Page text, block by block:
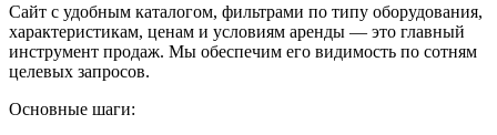
Сайт с удобным каталогом, фильтрами по типу оборудования,
характеристикам, ценам и условиям аренды — это главный
инструмент продаж. Мы обеспечим его видимость по сотням
целевых запросов.
Основные шаги: